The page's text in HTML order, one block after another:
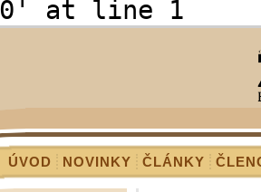
0' at line 1
ÚVOD NOVINKY ČLÁNKY